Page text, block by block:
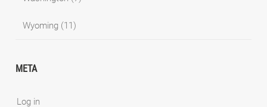
Wyoming (11)
META
Log in